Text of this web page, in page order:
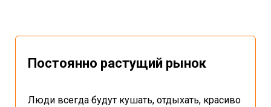
Постоянно растущий рынок
Люди всегда будут кушать, отдыхать, красиво